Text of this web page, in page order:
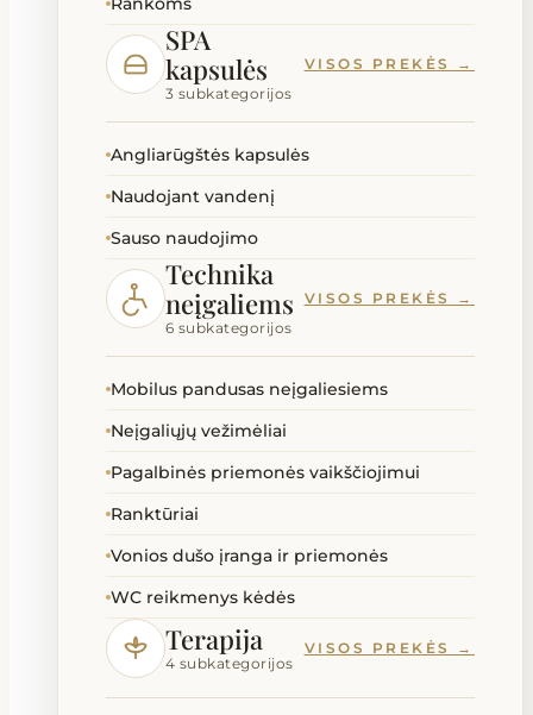
SPA
kapsulės
3 subkategorijos
VISOS PREKĖS →
Angliarūgštės kapsulės
Naudojant vandenį
Sauso naudojimo
Technika
neįgaliems
6 subkategorijos
VISOS PREKĖS →
Mobilus pandusas neįgaliesiems
Neįgaliųjų vežimėliai
Pagalbinės priemonės vaikščiojimui
Ranktūriai
Vonios dušo įranga ir priemonės
WC reikmenys kėdės
Terapija
4 subkategorijos
VISOS PREKĖS →